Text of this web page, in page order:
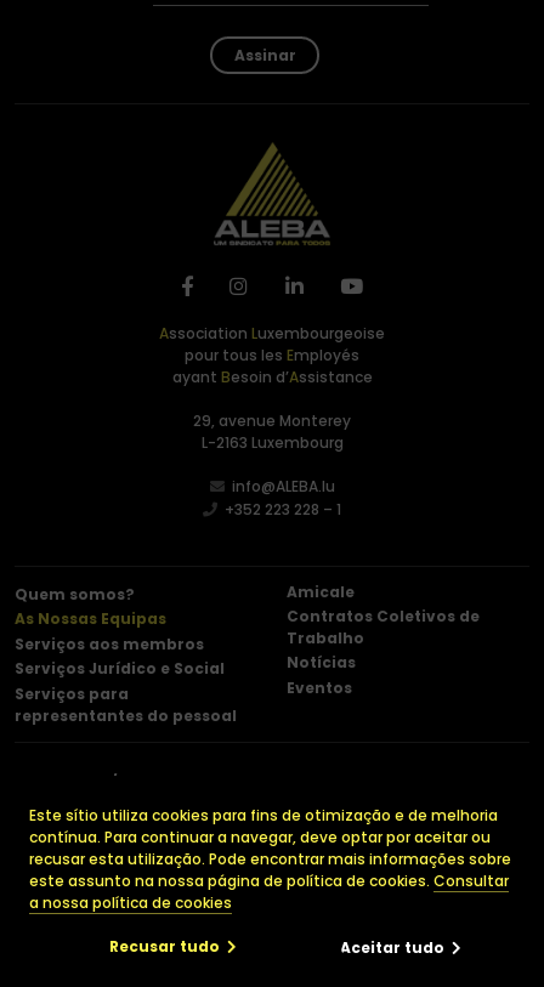
Assinar
Association Luxembourgeoise
pour tous les Employés
ayant Besoin d’Assistance
29, avenue Monterey
L-2163 Luxembourg
info@ALEBA.lu
+352 223 228 – 1
Quem somos?
As Nossas Equipas
Serviços aos membros
Serviços Jurídico e Social
Serviços para
representantes do pessoal
Amicale
Contratos Coletivos de
Trabalho
Notícias
Eventos
© 2026 ALEBA. Todos os direitos reservados.
Política de confidencialidade
Este sítio utiliza cookies para fins de otimização e de melhoria
contínua. Para continuar a navegar, deve optar por aceitar ou
recusar esta utilização. Pode encontrar mais informações sobre
este assunto na nossa página de política de cookies. Consultar
a nossa política de cookies
Aceitar tudo
Recusar tudo